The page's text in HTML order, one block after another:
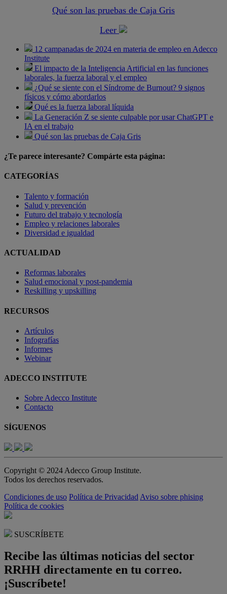
Qué son las pruebas de Caja Gris
Leer
12 campanadas de 2024 en materia de empleo en Adecco
Institute
El impacto de la Inteligencia Artificial en las funciones
laborales, la fuerza laboral y el empleo
¿Qué se siente con el Síndrome de Burnout? 9 signos
físicos y cómo abordarlos
Qué es la fuerza laboral líquida
La Generación Z se siente culpable por usar ChatGPT e
IA en el trabajo
Qué son las pruebas de Caja Gris
¿Te parece interesante? Compárte esta página:
CATEGORÍAS
Talento y formación
Salud y prevención
Futuro del trabajo y tecnología
Empleo y relaciones laborales
Diversidad e igualdad
ACTUALIDAD
Reformas laborales
Salud emocional y post-pandemia
Reskilling y upskilling
RECURSOS
Artículos
Infografías
Informes
Webinar
ADECCO INSTITUTE
Sobre Adecco Institute
Contacto
SÍGUENOS
Copyright © 2024 Adecco Group Institute.
Todos los derechos reservados.
Condiciones de uso Política de Privacidad Aviso sobre phising
Política de cookies
SUSCRÍBETE
Recibe las últimas noticias del sector
RRHH directamente en tu correo.
¡Suscríbete!